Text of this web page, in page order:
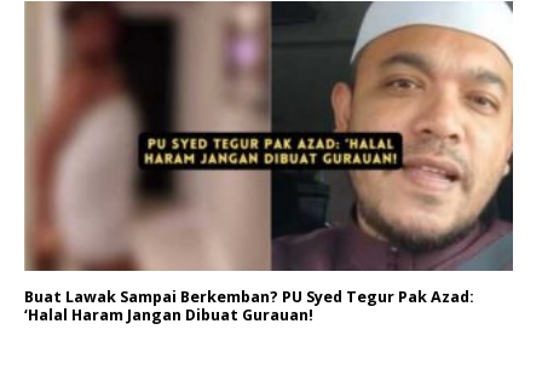
Buat Lawak Sampai Berkemban? PU Syed Tegur Pak Azad:
‘Halal Haram Jangan Dibuat Gurauan!